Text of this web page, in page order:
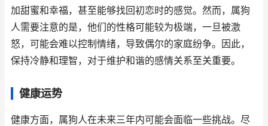
加甜蜜和幸福，甚至能够找回初恋时的感觉。然而，属狗
人需要注意的是，他们的性格可能较为极端，一旦被激
怒，可能会难以控制情绪，导致偶尔的家庭纷争。因此，
保持冷静和理智，对于维护和谐的感情关系至关重要。
健康运势
健康方面，属狗人在未来三年内可能会面临一些挑战。尽